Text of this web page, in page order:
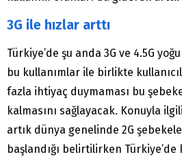
3G ile hızlar arttı
Türkiye’de şu anda 3G ve 4.5G
bu kullanımlar ile birlikte
fazla ihtiyaç duymaması bu
kalmasını sağlayacak. Konuyla
artık dünya genelinde 2G
başlandığı belirtilirken